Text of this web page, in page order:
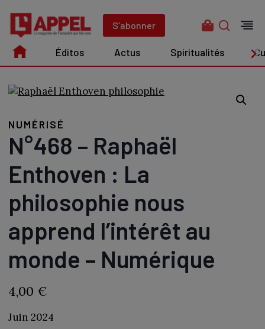
contenu
S’abonner
Édito Actus Spiritualités Culture
Éditos Actus Spiritualités
NUMÉRISÉ
N°468 – Raphaël
Enthoven : La
philosophie nous
apprend l’intérêt au
monde – Numérique
4,00 €
Juin 2024